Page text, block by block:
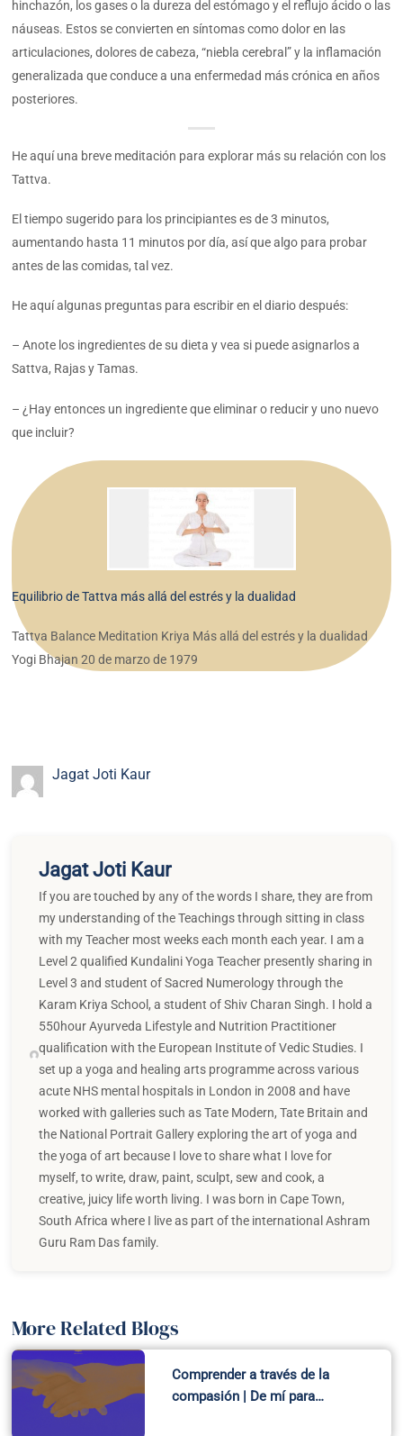
hinchazón, los gases o la dureza del estómago y el reflujo ácido o las
náuseas. Estos se convierten en síntomas como dolor en las
articulaciones, dolores de cabeza, “niebla cerebral” y la inflamación
generalizada que conduce a una enfermedad más crónica en años
posteriores.
He aquí una breve meditación para explorar más su relación con los
Tattva.
El tiempo sugerido para los principiantes es de 3 minutos,
aumentando hasta 11 minutos por día, así que algo para probar
antes de las comidas, tal vez.
He aquí algunas preguntas para escribir en el diario después:
– Anote los ingredientes de su dieta y vea si puede asignarlos a
Sattva, Rajas y Tamas.
– ¿Hay entonces un ingrediente que eliminar o reducir y uno nuevo
que incluir?
Equilibrio de Tattva más allá del estrés y la dualidad
Tattva Balance Meditation Kriya Más allá del estrés y la dualidad
Yogi Bhajan 20 de marzo de 1979
Jagat Joti Kaur
Jagat Joti Kaur
If you are touched by any of the words I share, they are from
my understanding of the Teachings through sitting in class
with my Teacher most weeks each month each year. I am a
Level 2 qualified Kundalini Yoga Teacher presently sharing in
Level 3 and student of Sacred Numerology through the
Karam Kriya School, a student of Shiv Charan Singh. I hold a
550hour Ayurveda Lifestyle and Nutrition Practitioner
qualification with the European Institute of Vedic Studies. I
set up a yoga and healing arts programme across various
acute NHS mental hospitals in London in 2008 and have
worked with galleries such as Tate Modern, Tate Britain and
the National Portrait Gallery exploring the art of yoga and
the yoga of art because I love to share what I love for
myself, to write, draw, paint, sculpt, sew and cook, a
creative, juicy life worth living. I was born in Cape Town,
South Africa where I live as part of the international Ashram
Guru Ram Das family.
More Related Blogs
Comprender a través de la
compasión | De mí para…